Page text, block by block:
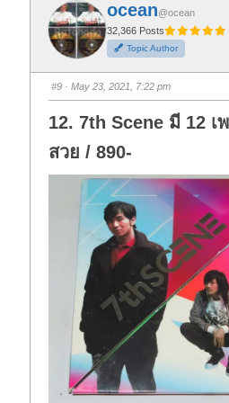
o
r
t
h
u
m
d
o
n
.
o
r
t
h
u
m
u
p
ocean@ocean
32,366 Posts
Topic Author
#9 · May 23, 2021, 7:22 pm
12. 7th Scene มี 12 เ
สวย / 890-